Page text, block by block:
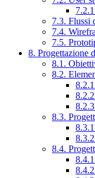
7.3. Flussi
7.4.
7.5.
8. Progettazione
8.1.
8.2.
8.3.
8.4.